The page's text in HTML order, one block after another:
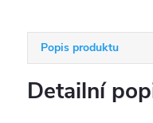
Popis produktu
Detailní